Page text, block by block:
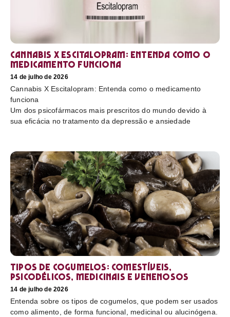
Cannabis X Escitalopram: Entenda como o
medicamento funciona
14 de julho de 2026
Cannabis X Escitalopram: Entenda como o medicamento
funciona
Um dos psicofármacos mais prescritos do mundo devido à
sua eficácia no tratamento da depressão e ansiedade
Tipos de cogumelos: comestíveis,
psicodélicos, medicinais e venenosos
14 de julho de 2026
Entenda sobre os tipos de cogumelos, que podem ser usados
como alimento, de forma funcional, medicinal ou alucinógena.